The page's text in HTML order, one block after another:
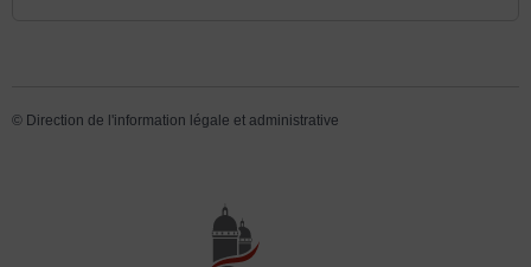
© Direction de l'information légale et administrative